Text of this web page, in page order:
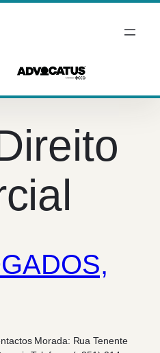
Morada: Rua Tenente